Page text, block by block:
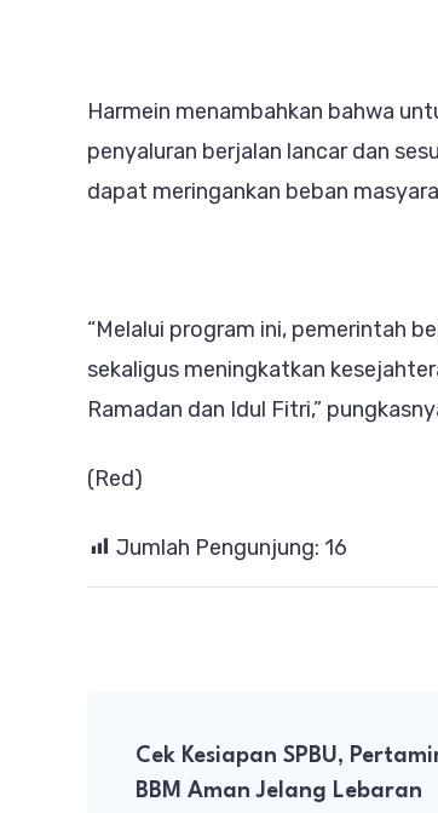
Harmein menambahkan bahwa
penyaluran berjalan lancar dan
dapat meringankan beban
“Melalui program ini, pemerintah
sekaligus meningkatkan
Ramadan dan Idul Fitri,”
(Red)
Jumlah Pengunjung: 16
Navigation
Cek Kesiapan SPBU,
BBM Aman Jelang Lebaran